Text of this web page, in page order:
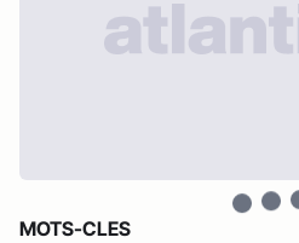
MOTS-CLES